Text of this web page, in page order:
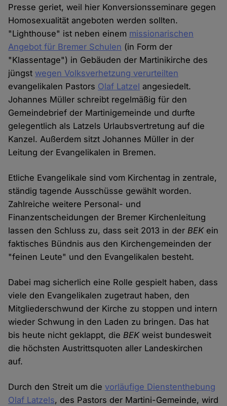
Presse geriet, weil hier Konversionsseminare gegen
Homosexualität angeboten werden sollten.
"Lighthouse" ist neben einem missionarischen
Angebot für Bremer Schulen (in Form der
"Klassentage") in Gebäuden der Martinikirche des
jüngst wegen Volksverhetzung verurteilten
evangelikalen Pastors Olaf Latzel angesiedelt.
Johannes Müller schreibt regelmäßig für den
Gemeindebrief der Martinigemeinde und durfte
gelegentlich als Latzels Urlaubsvertretung auf die
Kanzel. Außerdem sitzt Johannes Müller in der
Leitung der Evangelikalen in Bremen.
Etliche Evangelikale sind vom Kirchentag in zentrale,
ständig tagende Ausschüsse gewählt worden.
Zahlreiche weitere Personal- und
Finanzentscheidungen der Bremer Kirchenleitung
lassen den Schluss zu, dass seit 2013 in derBEKein
faktisches Bündnis aus den Kirchengemeinden der
"feinen Leute" und den Evangelikalen besteht.
Dabei mag sicherlich eine Rolle gespielt haben, dass
viele den Evangelikalen zugetraut haben, den
Mitgliederschwund der Kirche zu stoppen und intern
wieder Schwung in den Laden zu bringen. Das hat
bis heute nicht geklappt, dieBEKweist bundesweit
die höchsten Austrittsquoten aller Landeskirchen
auf.
Durch den Streit um dievorläufige Dienstenthebung
Olaf Latzels, des Pastors der Martini-Gemeinde, wird